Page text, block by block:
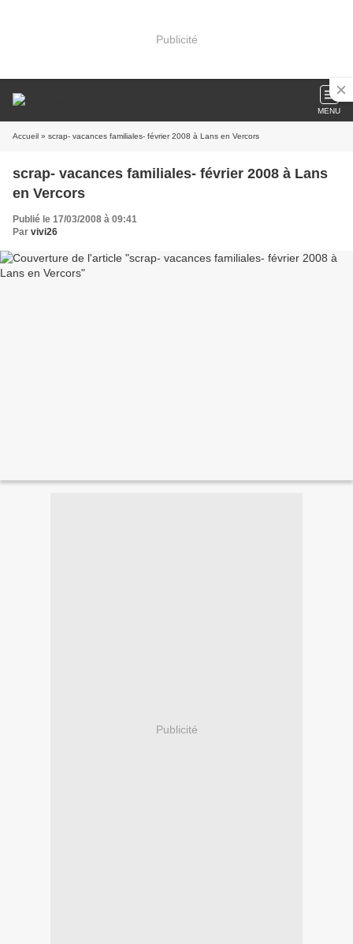
Publicité
MENU
Accueil » scrap- vacances familiales- février 2008 à Lans en Vercors
scrap- vacances familiales- février 2008 à Lans
en Vercors
Publié le 17/03/2008 à 09:41
Par vivi26
Publicité